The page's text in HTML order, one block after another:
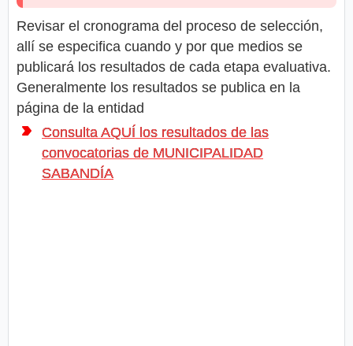
Revisar el cronograma del proceso de selección,
allí se especifica cuando y por que medios se
publicará los resultados de cada etapa evaluativa.
Generalmente los resultados se publica en la
página de la entidad
Consulta AQUÍ los resultados de las
convocatorias de MUNICIPALIDAD
SABANDÍA